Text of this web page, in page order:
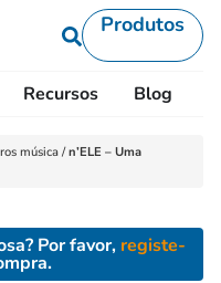
Produtos
Recursos Blog
música /n’ELE – Uma
Por favor, registe-